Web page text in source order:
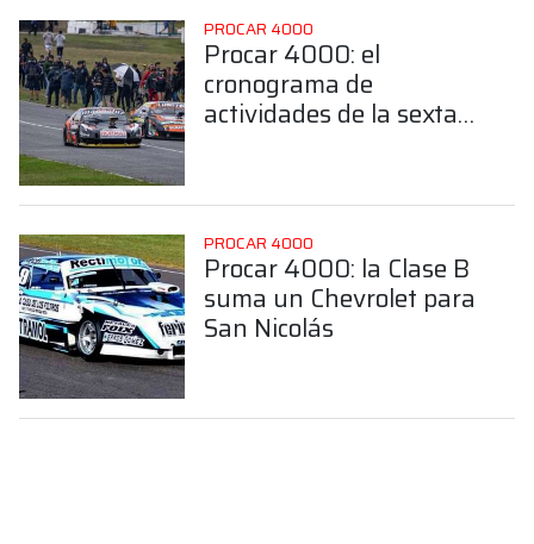
PROCAR 4000
Procar 4000: el
cronograma de
actividades de la sexta
PROCAR 4000
Procar 4000: la Clase B
suma un Chevrolet para
San Nicolás